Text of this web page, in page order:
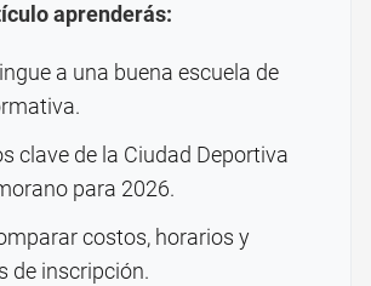
aprenderás:
a una buena escuela de
clave de la Ciudad Deportiva
para 2026.
costos, horarios y
de inscripción.